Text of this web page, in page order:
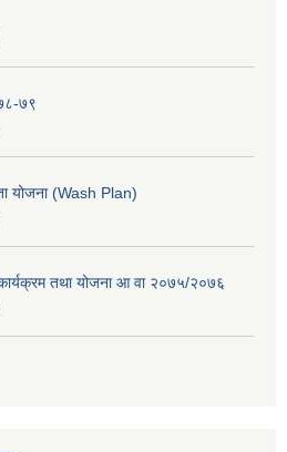
७९
योजना (Wash Plan)
कार्यक्रम तथा योजना आ वा २०७५/२०७६